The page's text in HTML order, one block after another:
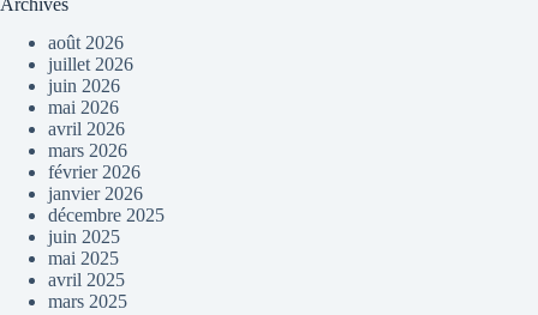
août 2026
juillet 2026
juin 2026
mai 2026
avril 2026
mars 2026
février 2026
janvier 2026
décembre 2025
juin 2025
mai 2025
avril 2025
mars 2025